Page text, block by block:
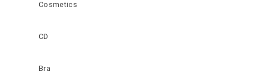
Cosmetics
CD
Bra